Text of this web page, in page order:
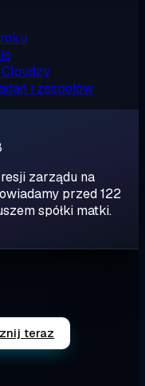
i zespołów
zarządu na
przed 122
spółki matki.
teraz